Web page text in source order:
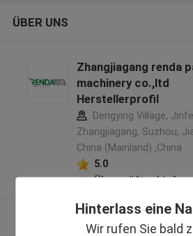
Hinterlass eine
Wir rufen Sie bald
ÜBER UNS
Zhangjiagang renda packing
machinery co.,ltd
Herstellerprofil
Dengying Village,
Zhangjiagang, Suzhou,
China (Mainland) ,China
5.0
Überprüfter
Sehen Sie mehr